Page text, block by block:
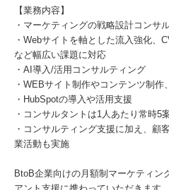
【業務内容】
・マーケティングの戦略設計コンサ
・Webサイトを軸とした流入強化、
など幅広い課題に対応
・AI導入/活用コンサルティング
・WEBサイト制作やコンテンツ制
・HubSpotの導入や活用支援
・コンサルタントは1人あたり常時5
・コンサルティング支援に加え、顧
業活動も実施
BtoB企業向けの月額制マーケティン